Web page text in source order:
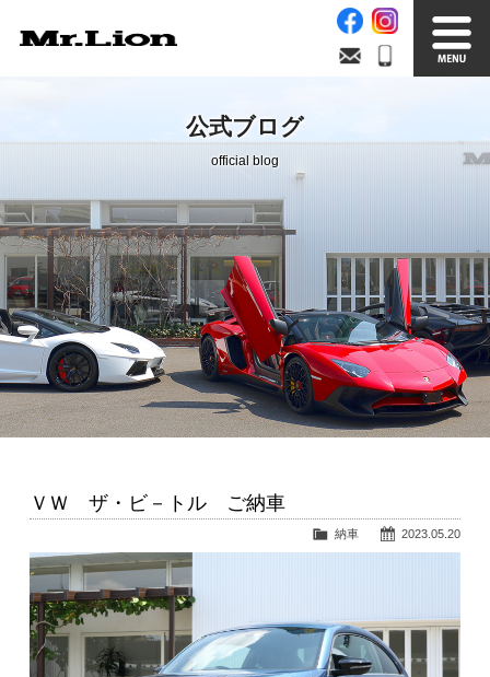
在庫車情報 買取無料査定
Factory
自社工場 サービス案内
Official Blog
公式ブログ
Company info.
会社案内
公式ブログ
official blog
ＶＷ ザ・ビ－トル ご納車
2023.05.20
納車